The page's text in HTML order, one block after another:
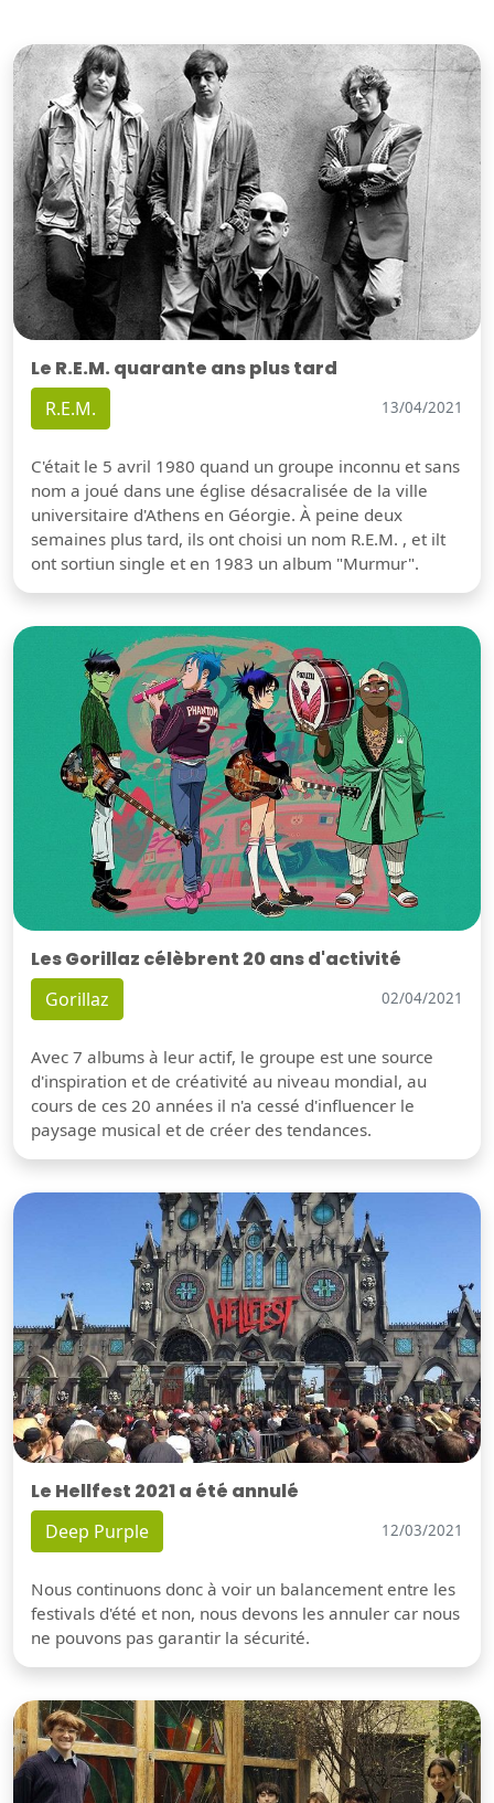
Le R.E.M. quarante ans plus tard
R.E.M. 13/04/2021
C'était le 5 avril 1980 quand un groupe inconnu et sans
nom a joué dans une église désacralisée de la ville
universitaire d'Athens en Géorgie. À peine deux
semaines plus tard, ils ont choisi un nom R.E.M. , et ilt
ont sortiun single et en 1983 un album "Murmur".
Les Gorillaz célèbrent 20 ans d'activité
Gorillaz 02/04/2021
Avec 7 albums à leur actif, le groupe est une source
d'inspiration et de créativité au niveau mondial, au
cours de ces 20 années il n'a cessé d'influencer le
paysage musical et de créer des tendances.
Le Hellfest 2021 a été annulé
Deep Purple 12/03/2021
Nous continuons donc à voir un balancement entre les
festivals d'été et non, nous devons les annuler car nous
ne pouvons pas garantir la sécurité.